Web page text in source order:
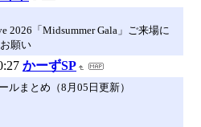
2026「Midsummer Gala」ご来場に
願い
かーずSP
ルまとめ（8月05日更新）